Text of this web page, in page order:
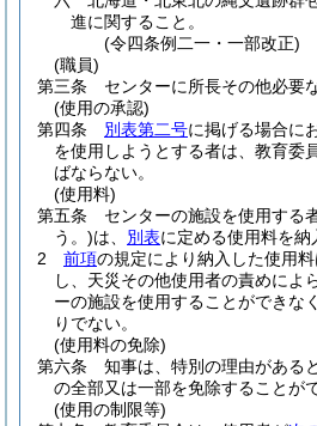
進に関すること。
(令四条例二一・一部改正)
(職員)
第三条
センターに所長その他必要
(使用の承認)
第四条
別表第二号に掲げる場合に
を使用しようとする者は、教育委
ばならない。
(使用料)
第五条
センターの施設を使用する
う。)は、 別表に定める使用料を納
2
前項の規定により納入した使用料
し、天災その他使用者の責めによ
ーの施設を使用することができな
りでない。
(使用料の免除)
第六条
知事は、特別の理由がある
の全部又は一部を免除することが
(使用の制限等)